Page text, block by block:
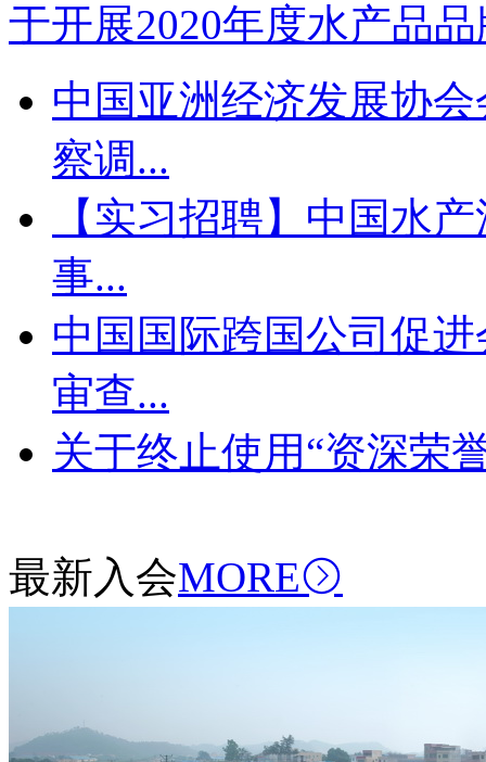
于开展2020年度水产品
中国亚洲经济发展协
察调...
【实习招聘】中国水
事...
中国国际跨国公司促
审查...
关于终止使用“资深荣
最新入会MORE